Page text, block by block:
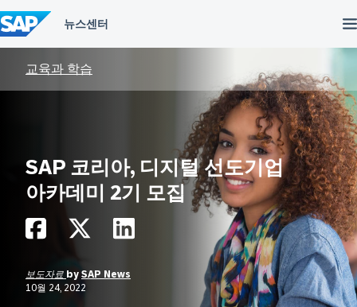
텐
츠
건
교육과 학습
SAP 코리아, 디지털 선도기업
아카데미 2기 모집
보도자료 by SAP News
10월 24, 2022